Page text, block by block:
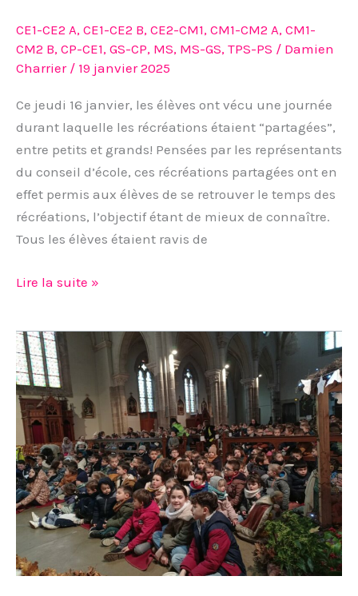
CE1-CE2 A, CE1-CE2 B, CE2-CM1, CM1-CM2 A, CM1-
CM2 B, CP-CE1, GS-CP, MS, MS-GS, TPS-PS / Damien
Charrier / 19 janvier 2025
Ce jeudi 16 janvier, les élèves ont vécu une journée
durant laquelle les récréations étaient “partagées”,
entre petits et grands! Pensées par les représentants
du conseil d’école, ces récréations partagées ont en
effet permis aux élèves de se retrouver le temps des
récréations, l’objectif étant de mieux de connaître.
Tous les élèves étaient ravis de
Lire la suite »
“Célébrons
l’Epiphanie!”